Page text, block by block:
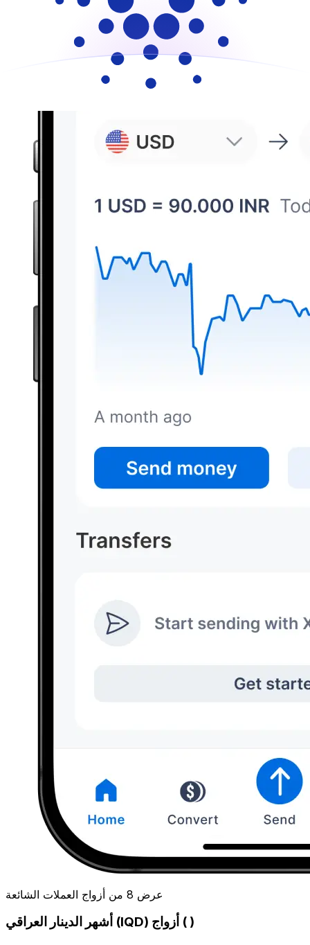
عرض 8 من أزواج العملات الشائعة
أشهر الدينار العراقي (IQD) أزواج ( )